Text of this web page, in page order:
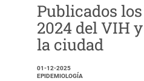
Publicados
2024 del VIH
la ciudad
01-12-2025
EPIDEMIOLOGÍA